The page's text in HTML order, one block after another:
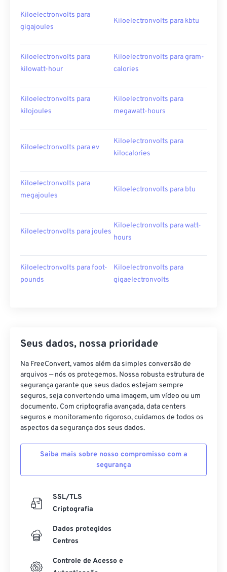
Kiloelectronvolts para
gigajoules
Kiloelectronvolts para kbtu
Kiloelectronvolts para
kilowatt-hour
Kiloelectronvolts para gram-
calories
Kiloelectronvolts para
kilojoules
Kiloelectronvolts para
megawatt-hours
Kiloelectronvolts para ev
Kiloelectronvolts para
kilocalories
Kiloelectronvolts para
megajoules
Kiloelectronvolts para btu
Kiloelectronvolts para joules
Kiloelectronvolts para watt-
hours
Kiloelectronvolts para foot-
pounds
Kiloelectronvolts para
gigaelectronvolts
Seus dados, nossa prioridade
Na FreeConvert, vamos além da simples conversão de
arquivos — nós os protegemos. Nossa robusta estrutura de
segurança garante que seus dados estejam sempre
seguros, seja convertendo uma imagem, um vídeo ou um
documento. Com criptografia avançada, data centers
seguros e monitoramento rigoroso, cuidamos de todos os
aspectos da segurança dos seus dados.
Saiba mais sobre nosso compromisso com a
segurança
SSL/TLS
Criptografia
Dados protegidos
Centros
Controle de Acesso e